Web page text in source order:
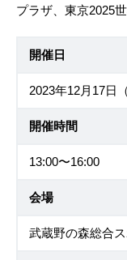
プラザ、東京2025
開催日
2023年12月17日
開催時間
13:00〜16:00
会場
武蔵野の森総合